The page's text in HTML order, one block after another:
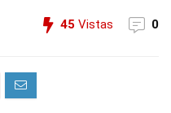
45 Vistas 0